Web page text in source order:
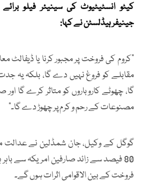
کیٹو انسٹیٹیوٹ کی سینیئر فیلو برائے
جینیفر ہیڈلسٹن نے کہا:
"کروم کی فروخت پر مجبور کرنا یا ڈیفالٹ
مقابلے کو فروغ نہیں دے گا، بلکہ یہ
گا، چھوٹے کاروباروں کو متاثر کرے گا اور
مصنوعات کے رحم و کرم پر چھوڑ دے گا۔"
گوگل کے وکیل، جان شمڈلین نے عدالت
80 فیصد سے زائد صارفین امریکہ سے
فروخت کے بین الاقوامی اثرات ہوں گے۔